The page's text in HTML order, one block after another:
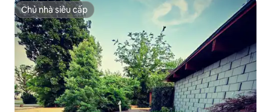
Chủ nhà siêu cấp
Chủ nhà siêu cấp